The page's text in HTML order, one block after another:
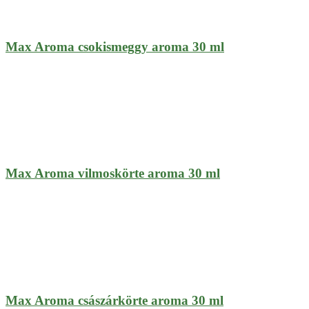
Max Aroma csokismeggy aroma 30 ml
Max Aroma vilmoskörte aroma 30 ml
Max Aroma császárkörte aroma 30 ml